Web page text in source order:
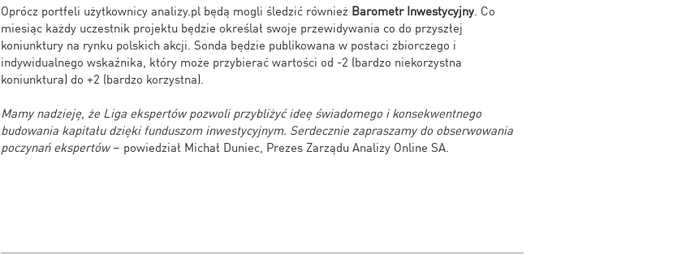
Oprócz portfeli użytkownicy analizy.pl będą mogli śledzić również Barometr Inwestycyjny. Co
miesiąc każdy uczestnik projektu będzie określał swoje przewidywania co do przyszłej
koniunktury na rynku polskich akcji. Sonda będzie publikowana w postaci zbiorczego i
indywidualnego wskaźnika, który może przybierać wartości od -2 (bardzo niekorzystna
koniunktura) do +2 (bardzo korzystna).
Mamy nadzieję, że Liga ekspertów pozwoli przybliżyć ideę świadomego i konsekwentnego
budowania kapitału dzięki funduszom inwestycyjnym. Serdecznie zapraszamy do obserwowania
poczynań ekspertów– powiedział Michał Duniec, Prezes Zarządu Analizy Online SA.